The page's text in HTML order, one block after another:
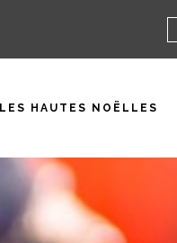
LES HAUTES NOËLLES